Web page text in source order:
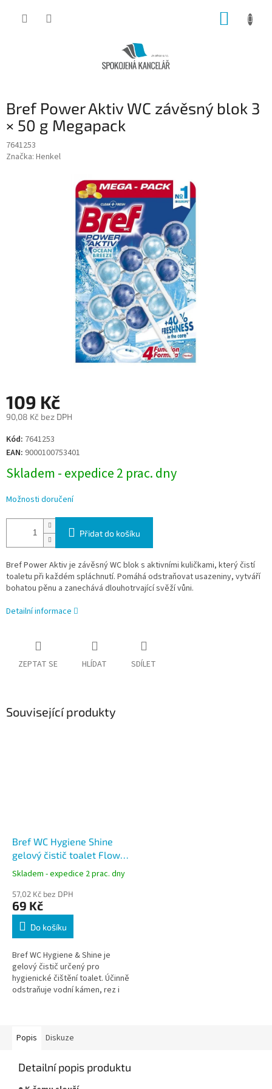
Bref Power Aktiv WC závěsný blok 3
× 50 g Megapack
7641253
Značka: Henkel
109 Kč
90,08 Kč bez DPH
Měrná
cena:
Kód: 7641253
EAN: 9000100753401
Skladem - expedice 2 prac. dny
Možnosti doručení
Přidat do košíku
Bref Power Aktiv je závěsný WC blok s aktivními kuličkami, který čistí
toaletu při každém spláchnutí. Pomáhá odstraňovat usazeniny, vytváří
bohatou pěnu a zanechává dlouhotrvající svěží vůni.
Detailní informace
ZEPTAT SE HLÍDAT SDÍLET
Související produkty
Bref WC Hygiene Shine
gelový čistič toalet Flower
700 ml
Skladem - expedice 2 prac. dny
57,02 Kč bez DPH
69 Kč
Do košíku
Bref WC Hygiene & Shine je
gelový čistič určený pro
hygienické čištění toalet. Účinně
odstraňuje vodní kámen, rez i
Popis Diskuze
Detailní popis produktu